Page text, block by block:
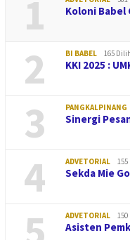
1 Koloni Babel
2 BI BABEL 165
KKI 2025 :
3 PANGKALPINANG
Sinergi
4 ADVETORIAL
Sekda Mie
ADVETORIAL
Asisten